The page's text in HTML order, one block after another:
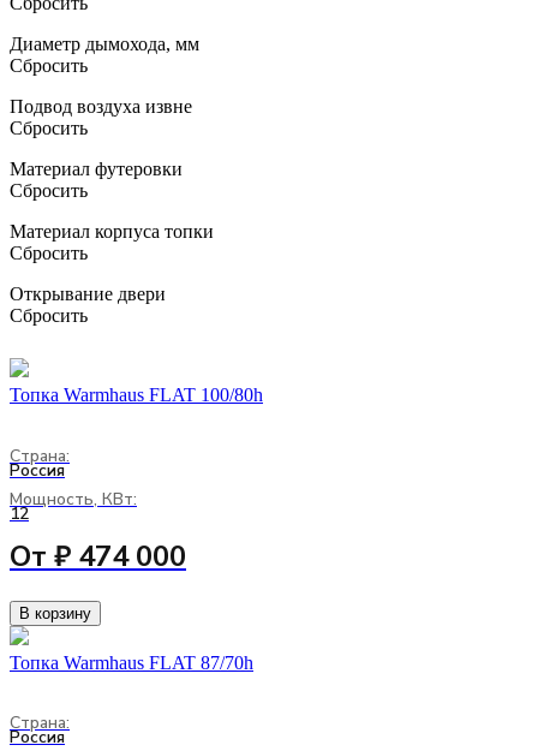
Диаметр дымохода, мм
Сбросить
Подвод воздуха извне
Сбросить
Материал футеровки
Сбросить
Материал корпуса топки
Сбросить
Открывание двери
Сбросить
Топка Warmhaus FLAT 100/80h
Страна:
Россия
Мощность, КВт:
12
От ₽ 474 000
В корзину
Топка Warmhaus FLAT 87/70h
Страна:
Россия